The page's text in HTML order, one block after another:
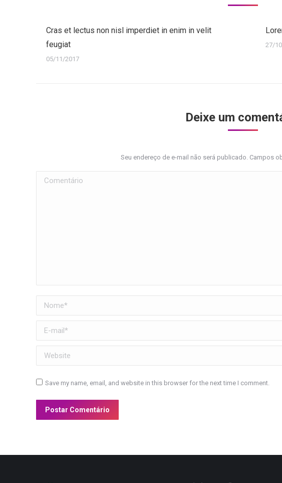
Cras et lectus non nisl imperdiet in enim in velit
feugiat
05/11/2017
27/
Deixe um
Seu endereço de e-mail não será publicado. Campos
Comentário
Nome *
E-mail *
Website
Save my name, email, and website in this browser for the next time I comment.
Postar Comentário